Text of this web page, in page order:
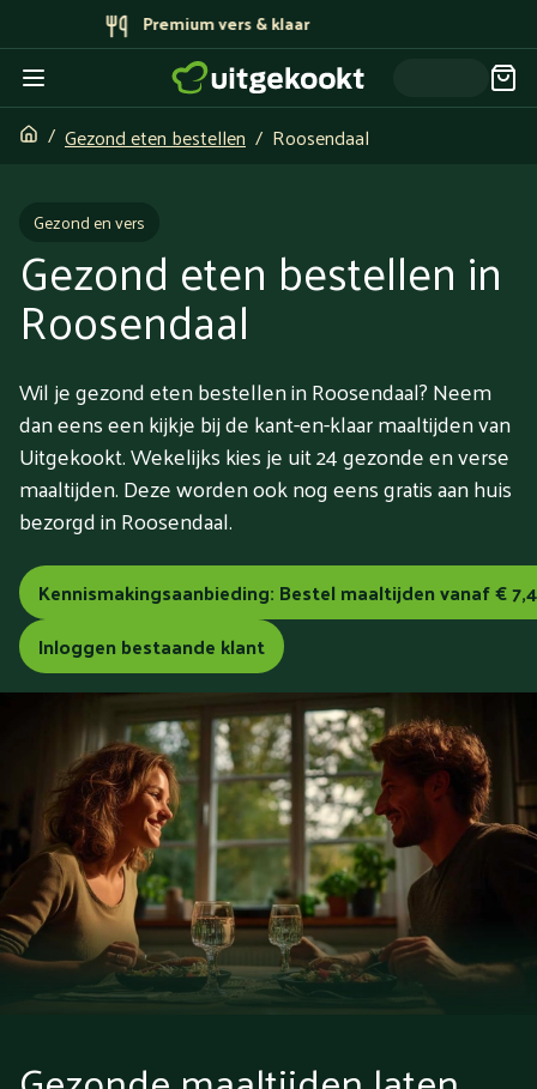
Bereid door topchefs
Gezond eten bestellen Roosendaal
Gezond en vers
Gezond eten bestellen in
Roosendaal
Wil je gezond eten bestellen in Roosendaal? Neem
dan eens een kijkje bij de kant-en-klaar maaltijden van
Uitgekookt. Wekelijks kies je uit 24 gezonde en verse
maaltijden. Deze worden ook nog eens gratis aan huis
bezorgd in Roosendaal.
Kennismakingsaanbieding: Bestel maaltijden vanaf €
Inloggen bestaande klant